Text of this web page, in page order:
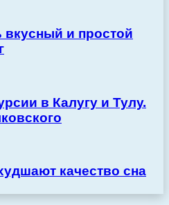
вкусный и простой
в Калугу и Тулу.
качество сна